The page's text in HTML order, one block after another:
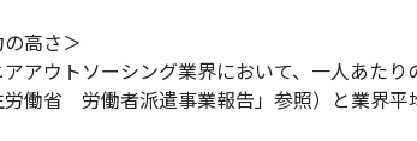
高さ＞
アウトソーシング業界において、一人あた
働省　労働者派遣事業報告」参照）と業界